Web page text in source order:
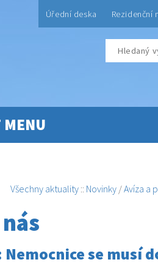
Úřední deska Rezidenční
Všechny aktuality :: Novinky /Avíza a
se musí